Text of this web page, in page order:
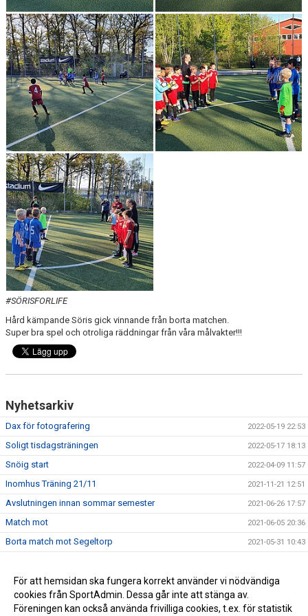
DOKUMENT
KONTAKT
#SÖRISFORLIFE
Hård kämpande Söris gick vinnande från borta matchen.
Super bra spel och otroliga räddningar från våra målvakter!!!
Nyhetsarkiv
Dax för fotografering 2022-05-19 22:53
Soligt tisdagsträningen 2022-05-17 18:13
Snöig start 2022-04-09 11:57
Inomhus Träning 21/11 2021-11-21 12:51
Avslutningen innan sommar semester 2021-06-26 17:57
Match mot 2021-06-05 20:36
Borta match mot Segeltorp 2021-05-31 10:43
Lördagsträning 2021-04-24 12:03
Ny lagsida 2020-11-24 22:01
För att hemsidan ska fungera korrekt använder vi nödvändiga
cookies från SportAdmin. Dessa går inte att stänga av.
Föreningen kan också använda frivilliga cookies, t.ex. för statistik